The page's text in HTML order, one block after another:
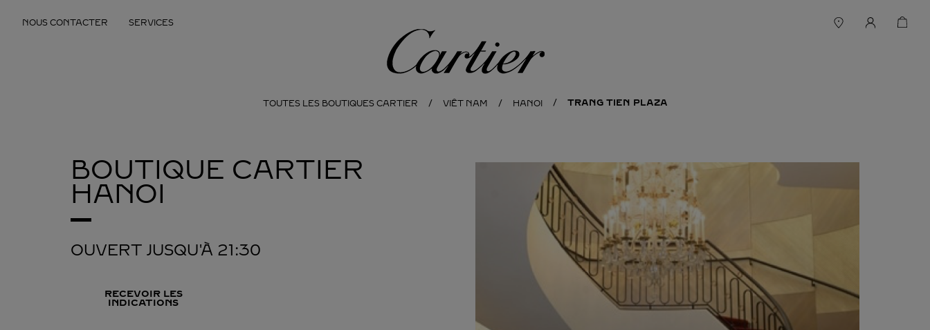
NOUS CONTACTER SERVICES
Cartier
TOUTES LES BOUTIQUES CARTIER VIÊT NAM HANOI TRANG TIEN PLAZA
BOUTIQUE CARTIER
HANOI
OUVERT JUSQU'À 21:30
RECEVOIR LES
INDICATIONS